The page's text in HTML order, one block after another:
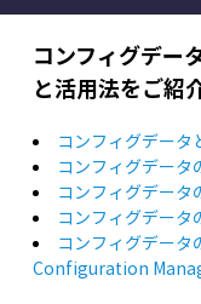
コンフィグデー
と活用法をご紹
コンフィグデータ
コンフィグデータ
コンフィグデータ
コンフィグデータ
コンフィグデー
Configuration